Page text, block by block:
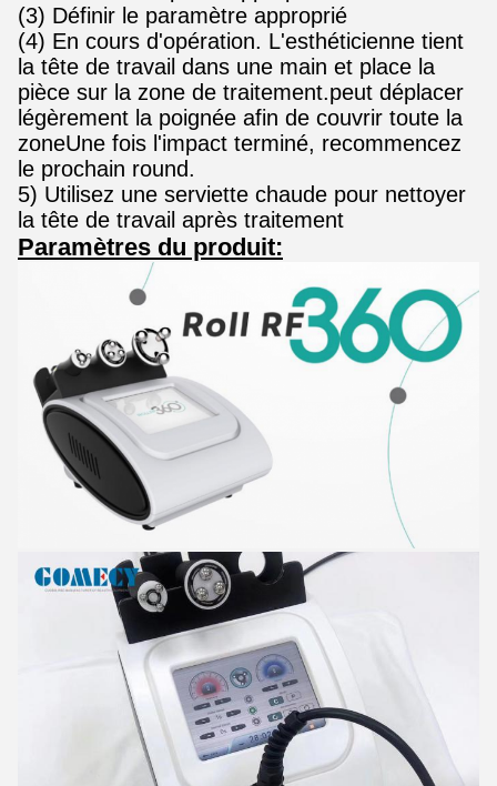
(3) Définir le paramètre approprié
(4) En cours d'opération. L'esthéticienne tient
la tête de travail dans une main et place la
pièce sur la zone de traitement.peut déplacer
légèrement la poignée afin de couvrir toute la
zoneUne fois l'impact terminé, recommencez
le prochain round.
5) Utilisez une serviette chaude pour nettoyer
la tête de travail après traitement
Paramètres du produit: